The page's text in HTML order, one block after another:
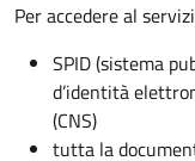
Per accedere al
SPID (sistema
d’identità
(CNS)
tutta la